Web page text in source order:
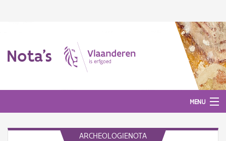
Nota's
MENU
ARCHEOLOGIENOTA